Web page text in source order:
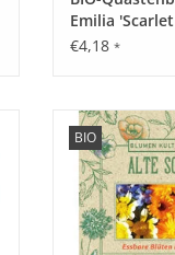
Emilia
€4,18 *
BIO
Erleben Sie
Blüten
historischen
fast in
ZUM